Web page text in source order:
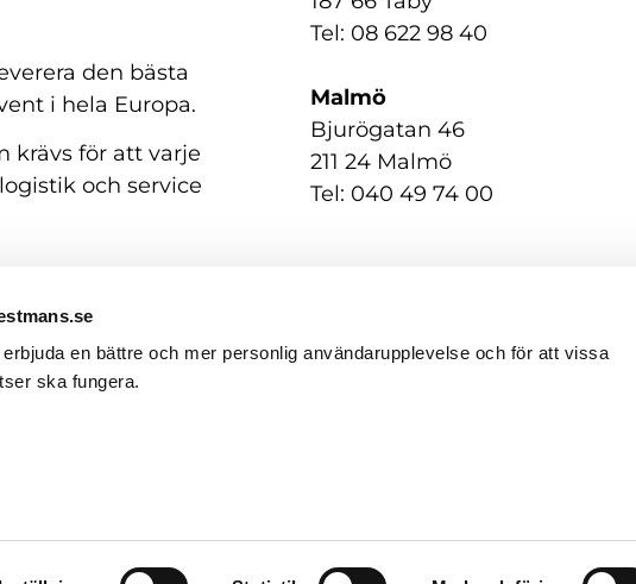
en bättre och mer personlig användarupplevelse och för att vissa
ska fungera.
den bästa
i hela Europa.
krävs för att varje
och service
Tel: 08 622 98 40
Malmö
Bjurögatan 46
211 24 Malmö
Tel: 040 49 74 00
English Svenska